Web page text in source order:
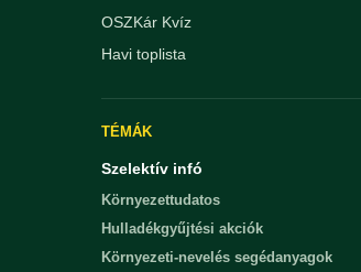
OSZKár Kvíz
Havi toplista
TÉMÁK
Szelektív infó
Környezettudatos
Hulladékgyűjtési akciók
Környezeti-nevelés segédanyagok